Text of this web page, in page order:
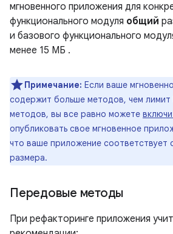
мгновенного приложения для
функционального модуля общий
и базового функционального
менее 15 МБ .
Примечание: Если ваше
содержит больше методов, чем лимит
методов, вы все равно можете
опубликовать свое мгновенное
что ваше приложение соответствует
размера.
Передовые методы
При рефакторинге приложения